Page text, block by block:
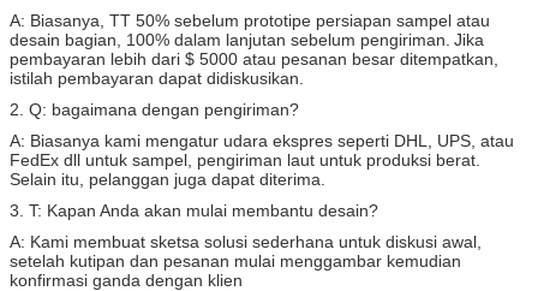
A: Biasanya, TT 50% sebelum prototipe persiapan sampel atau
desain bagian, 100% dalam lanjutan sebelum pengiriman. Jika
pembayaran lebih dari $ 5000 atau pesanan besar ditempatkan,
istilah pembayaran dapat didiskusikan.
2. Q: bagaimana dengan pengiriman?
A: Biasanya kami mengatur udara ekspres seperti DHL, UPS, atau
FedEx dll untuk sampel, pengiriman laut untuk produksi berat.
Selain itu, pelanggan juga dapat diterima.
3. T: Kapan Anda akan mulai membantu desain?
A: Kami membuat sketsa solusi sederhana untuk diskusi awal,
setelah kutipan dan pesanan mulai menggambar kemudian
konfirmasi ganda dengan klien